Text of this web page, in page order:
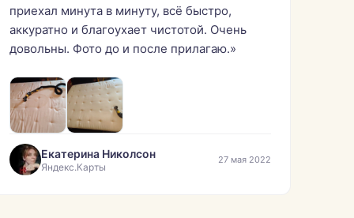
приехал минута в минуту, всё быстро,
аккуратно и благоухает чистотой. Очень
довольны. Фото до и после прилагаю.»
Екатерина Николсон
Яндекс.Карты
27 мая 2022